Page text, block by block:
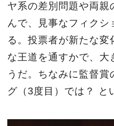
ヤ系の差別問題や両親
んで、見事なフィクシ
る。投票者が新たな変
な王道を通すかで、大
うだ。ちなみに監督賞
グ（3度目）では？ と